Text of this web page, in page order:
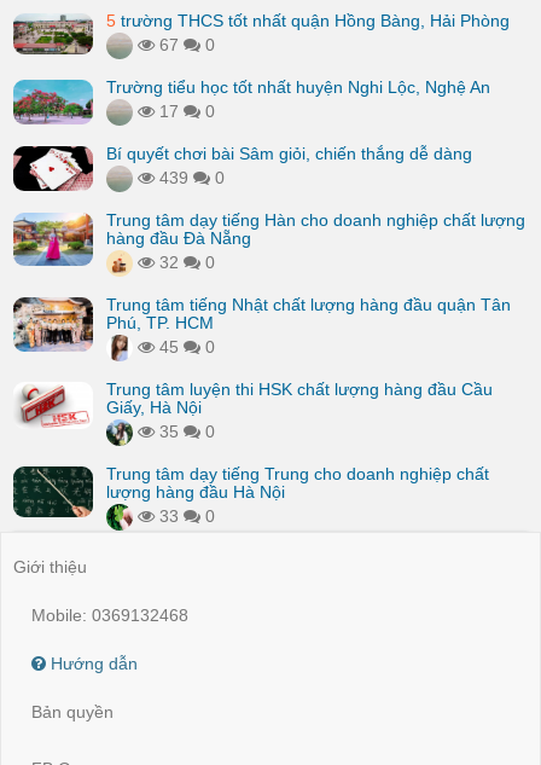
5 trường THCS tốt nhất quận Hồng Bàng, Hải Phòng
67
0
Trường tiểu học tốt nhất huyện Nghi Lộc, Nghệ An
17
0
Bí quyết chơi bài Sâm giỏi, chiến thắng dễ dàng
439
0
Trung tâm dạy tiếng Hàn cho doanh nghiệp chất lượng
hàng đầu Đà Nẵng
32
0
Trung tâm tiếng Nhật chất lượng hàng đầu quận Tân
Phú, TP. HCM
45
0
Trung tâm luyện thi HSK chất lượng hàng đầu Cầu
Giấy, Hà Nội
35
0
Trung tâm dạy tiếng Trung cho doanh nghiệp chất
lượng hàng đầu Hà Nội
33
0
Giới thiệu
Mobile: 0369132468
Hướng dẫn
Bản quyền